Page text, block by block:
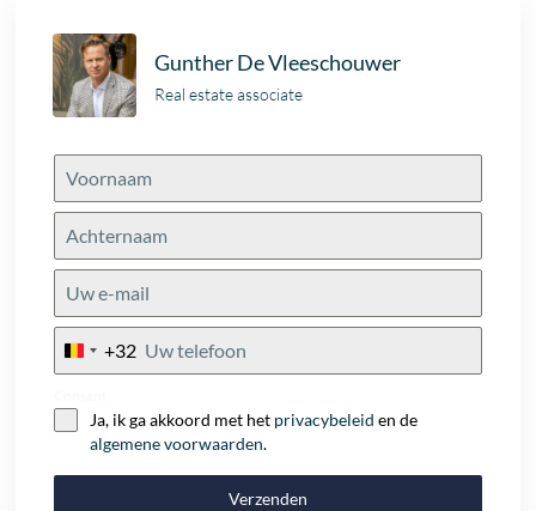
Gunther De Vleeschouwer
Real estate associate
Belgium
+32
Ja, ik ga akkoord met het privacybeleid en de
algemene voorwaarden.
Verzenden